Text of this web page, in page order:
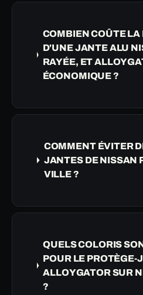
COMBIEN COÛTE LA
D'UNE JANTE ALU
RAYÉE, ET
ÉCONOMIQUE ?
COMMENT ÉVITER
JANTES DE NISSAN
VILLE ?
QUELS COLORIS
POUR LE PROTÈGE-
ALLOYGATOR SUR
?